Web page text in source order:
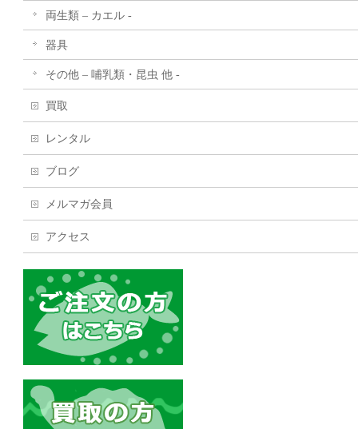
両生類 – カエル -
器具
その他 – 哺乳類・昆虫 他 -
買取
レンタル
ブログ
メルマガ会員
アクセス